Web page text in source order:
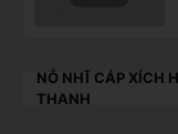
NỖ NHĨ CÁP XÍCH
THANH